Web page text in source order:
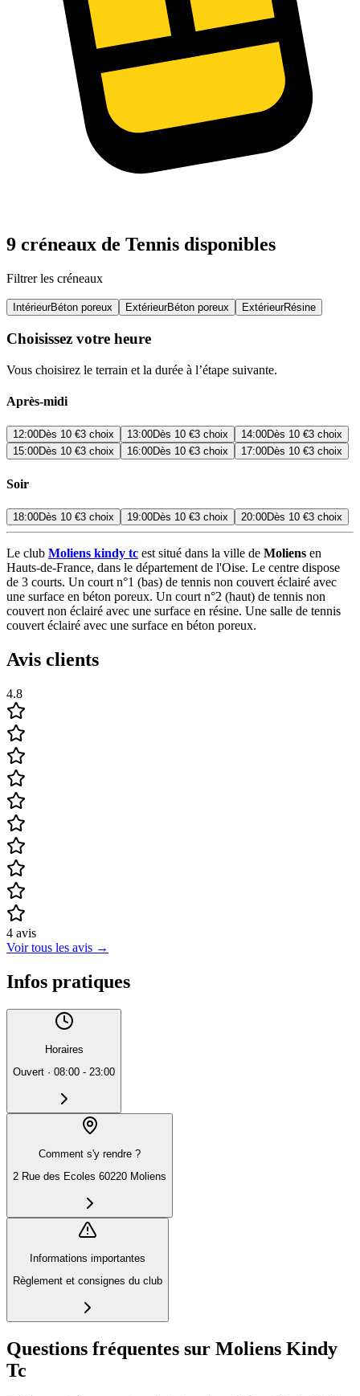
9 créneaux de Tennis disponibles
Filtrer les créneaux
IntérieurBéton poreux ExtérieurBéton poreux ExtérieurRésine
Choisissez votre heure
Vous choisirez le terrain et la durée à l’étape suivante.
Après-midi
12:00Dès 10 €3 choix 13:00Dès 10 €3 choix 14:00Dès 10 €3 choix
15:00Dès 10 €3 choix 16:00Dès 10 €3 choix 17:00Dès 10 €3 choix
Soir
18:00Dès 10 €3 choix 19:00Dès 10 €3 choix 20:00Dès 10 €3 choix
Le club Moliens kindy tc est situé dans la ville de Moliens en
Hauts-de-France, dans le département de l'Oise. Le centre dispose
de 3 courts. Un court n°1 (bas) de tennis non couvert éclairé avec
une surface en béton poreux. Un court n°2 (haut) de tennis non
couvert non éclairé avec une surface en résine. Une salle de tennis
couvert éclairé avec une surface en béton poreux.
Avis clients
4.8
4 avis
Voir tous les avis →
Infos pratiques
Horaires
Ouvert · 08:00 - 23:00
Comment s'y rendre ?
2 Rue des Ecoles 60220 Moliens
Informations importantes
Règlement et consignes du club
Questions fréquentes sur Moliens Kindy
Tc